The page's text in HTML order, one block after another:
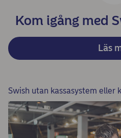
Kom igång med
Läs
Swish utan kassasystem eller